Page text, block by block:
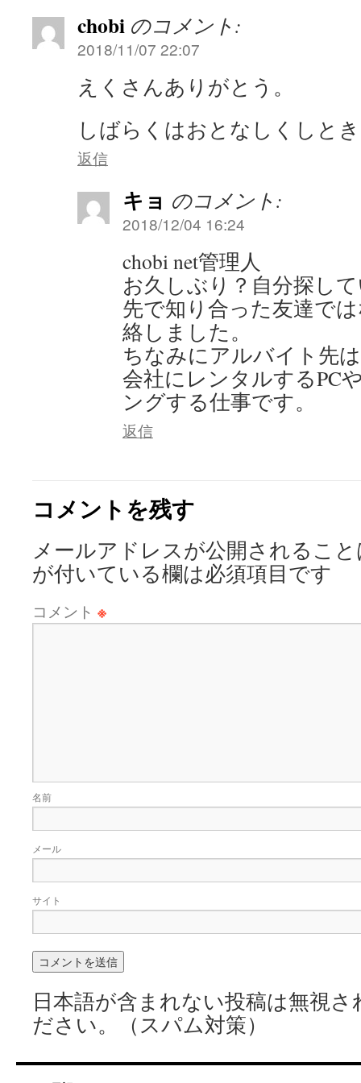
chobi のコメント:
2018/11/07 22:07
えくさんありがとう。
しばらくはおとなしくしと
返信
キョ のコメント:
2018/12/04 16:24
chobi net管理人
お久しぶり？自分探し
先で知り合った友達で
絡しました。
ちなみにアルバイト先
会社にレンタルするPC
ングする仕事です。
返信
コメントを残す
メールアドレスが公開されるこ
が付いている欄は必須項目です
コメント ※
名前
メール
サイト
日本語が含まれない投稿は無視
ださい。（スパム対策）